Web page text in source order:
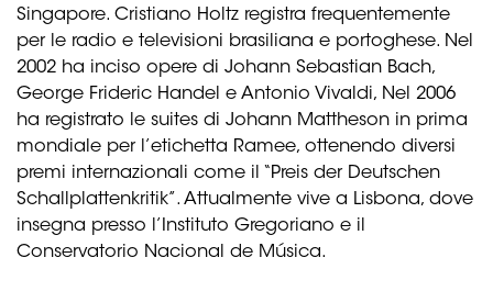
Singapore. Cristiano Holtz registra frequentemente
per le radio e televisioni brasiliana e portoghese. Nel
2002 ha inciso opere di Johann Sebastian Bach,
George Frideric Handel e Antonio Vivaldi, Nel 2006
ha registrato le suites di Johann Mattheson in prima
mondiale per l’etichetta Ramee, ottenendo diversi
premi internazionali come il “Preis der Deutschen
Schallplattenkritik”. Attualmente vive a Lisbona, dove
insegna presso l’Instituto Gregoriano e il
Conservatorio Nacional de Música.